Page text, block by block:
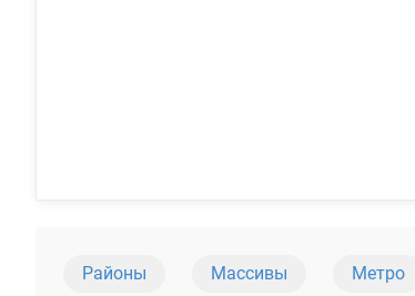
Районы Массивы Метро